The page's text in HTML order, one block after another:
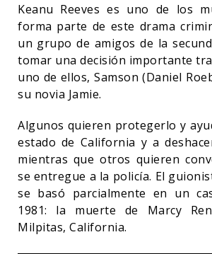
Keanu Reeves es uno de los
forma parte de este drama
un grupo de amigos de la
tomar una decisión importante
uno de ellos, Samson (Daniel
su novia Jamie.
Algunos quieren protegerlo y
estado de California y a
mientras que otros quieren
se entregue a la policía. El
se basó parcialmente en un
1981: la muerte de Marcy
Milpitas, California.